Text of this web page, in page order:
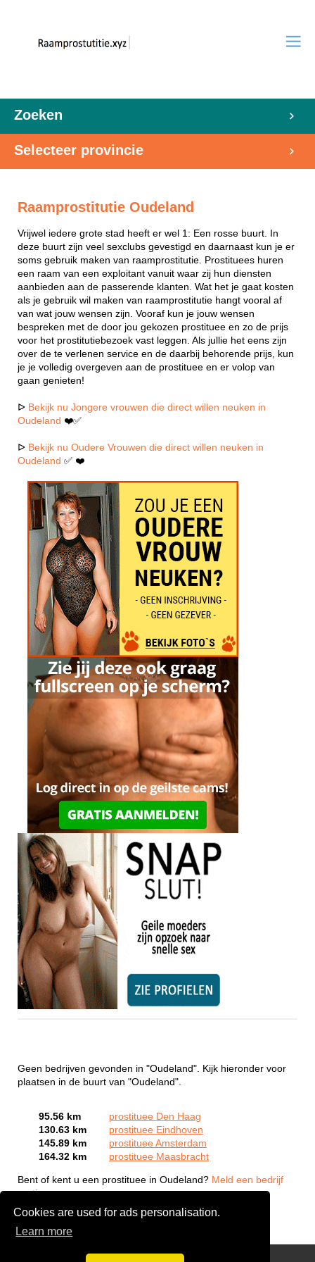
Cookies are used for ads personalisation.
Learn more
Zoeken
Selecteer provincie
Raamprostitutie Oudeland
Vrijwel iedere grote stad heeft er wel 1: Een rosse buurt. In
deze buurt zijn veel sexclubs gevestigd en daarnaast kun je er
soms gebruik maken van raamprostitutie. Prostituees huren
een raam van een exploitant vanuit waar zij hun diensten
aanbieden aan de passerende klanten. Wat het je gaat kosten
als je gebruik wil maken van raamprostitutie hangt vooral af
van wat jouw wensen zijn. Vooraf kun je jouw wensen
bespreken met de door jou gekozen prostituee en zo de prijs
voor het prostitutiebezoek vast leggen. Als jullie het eens zijn
over de te verlenen service en de daarbij behorende prijs, kun
je je volledig overgeven aan de prostituee en er volop van
gaan genieten!
ᐅ Bekijk nu Jongere vrouwen die direct willen neuken in
Oudeland ❤️✅
ᐅ Bekijk nu Oudere Vrouwen die direct willen neuken in
Oudeland ✅ ❤️
Geen bedrijven gevonden in "Oudeland". Kijk hieronder voor
plaatsen in de buurt van "Oudeland".
95.56 km
prostituee Den Haag
130.63 km
prostituee Eindhoven
145.89 km
prostituee Amsterdam
164.32 km
prostituee Maasbracht
Bent of kent u een prostituee in Oudeland? Meld een bedrijf
gratis aan